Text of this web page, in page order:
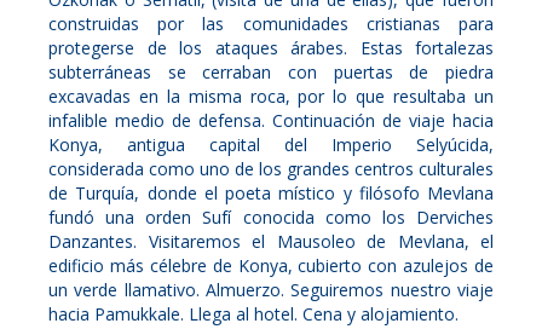
construidas por las comunidades cristianas para
protegerse de los ataques árabes. Estas fortalezas
subterráneas se cerraban con puertas de piedra
excavadas en la misma roca, por lo que resultaba un
infalible medio de defensa. Continuación de viaje hacia
Konya, antigua capital del Imperio Selyúcida,
considerada como uno de los grandes centros culturales
de Turquía, donde el poeta místico y filósofo Mevlana
fundó una orden Sufí conocida como los Derviches
Danzantes. Visitaremos el Mausoleo de Mevlana, el
edificio más célebre de Konya, cubierto con azulejos de
un verde llamativo. Almuerzo. Seguiremos nuestro viaje
hacia Pamukkale. Llega al hotel. Cena y alojamiento.